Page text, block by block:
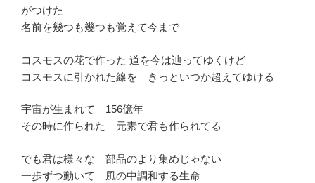
がつけた
名前を幾つも幾つも覚えて今まで
コスモスの花で作った 道を今は辿ってゆくけど
コスモスに引かれた線を きっといつか超えてゆける
宇宙が生まれて 156億年
その時に作られた 元素で君も作られてる
でも君は様々な 部品のより集めじゃない
一歩ずつ動いて 風の中調和する生命